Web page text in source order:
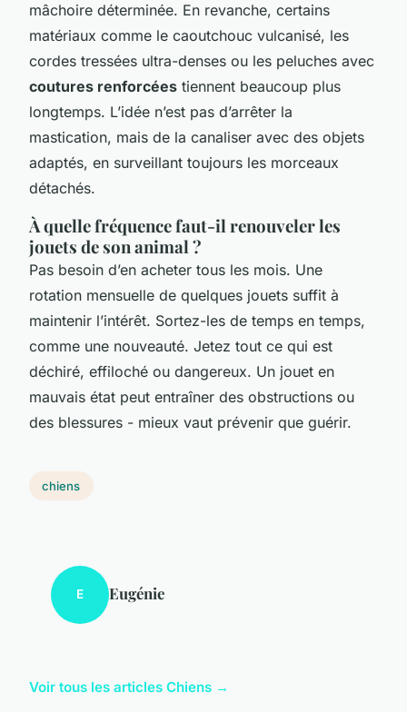
mâchoire déterminée. En revanche, certains
matériaux comme le caoutchouc vulcanisé, les
cordes tressées ultra-denses ou les peluches avec
coutures renforcées tiennent beaucoup plus
longtemps. L’idée n’est pas d’arrêter la
mastication, mais de la canaliser avec des objets
adaptés, en surveillant toujours les morceaux
détachés.
À quelle fréquence faut-il renouveler les
jouets de son animal ?
Pas besoin d’en acheter tous les mois. Une
rotation mensuelle de quelques jouets suffit à
maintenir l’intérêt. Sortez-les de temps en temps,
comme une nouveauté. Jetez tout ce qui est
déchiré, effiloché ou dangereux. Un jouet en
mauvais état peut entraîner des obstructions ou
des blessures - mieux vaut prévenir que guérir.
chiens
E Eugénie
Voir tous les articles Chiens →